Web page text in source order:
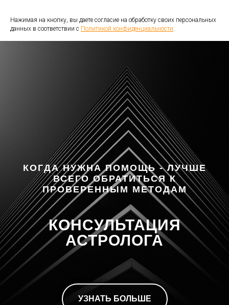
Нажимая на кнопку, вы даете согласие на обработку своих персональных
данных в соответствии с Политикой конфиденциальности.
КОГДА НУЖНА ПОМОЩЬ - ЛУЧШЕ
ВСЕГО ОБРАТИТЬСЯ К
ПРОВЕРЕННЫМ МЕТОДАМ
КОНСУЛЬТАЦИЯ
АСТРОЛОГА
УЗНАТЬ БОЛЬШЕ